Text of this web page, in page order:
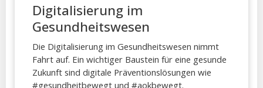
Digitalisierung im
Gesundheitswesen
Die Digitalisierung im Gesundheitswesen nimmt
Fahrt auf. Ein wichtiger Baustein für eine gesunde
Zukunft sind digitale Präventionslösungen wie
#gesundheitbewegt und #aokbewegt.